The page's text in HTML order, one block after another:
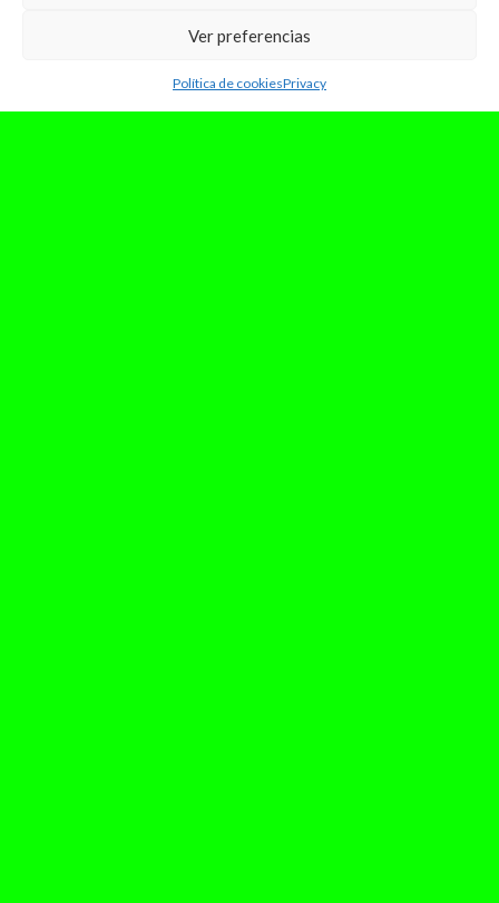
Ver preferencias
Política de cookiesPrivacy